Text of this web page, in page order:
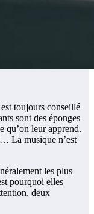
toujours conseillé
sont des éponges
qu’on leur apprend.
La musique n’est
les plus
pourquoi elles
deux